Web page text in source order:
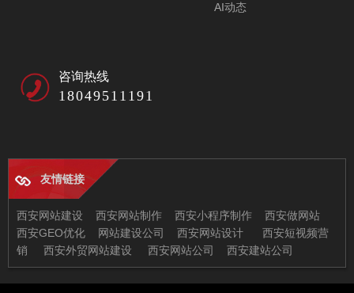
五金配件公司模板-A10053
AI动态
咨询热线
18049511191
友情链接
西安网站建设 西安网站制作 西安小程序制作
西安做网站
西安GEO优化
网站建设公司 西安网站设计
西安短视频营
销
西安外贸网站建设 西安网站公司 西安建站公司